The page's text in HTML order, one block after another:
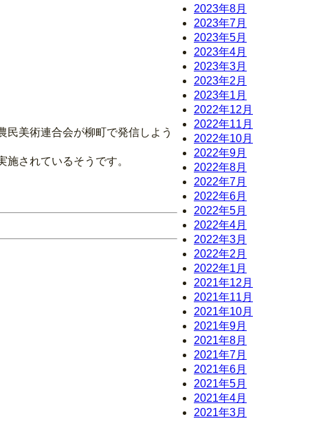
美術連合会が柳町で発信しよう
されているそうです。
2023年8月
2023年7月
2023年5月
2023年4月
2023年3月
2023年2月
2023年1月
2022年12月
2022年11月
2022年10月
2022年9月
2022年8月
2022年7月
2022年6月
2022年5月
2022年4月
2022年3月
2022年2月
2022年1月
2021年12月
2021年11月
2021年10月
2021年9月
2021年8月
2021年7月
2021年6月
2021年5月
2021年4月
2021年3月